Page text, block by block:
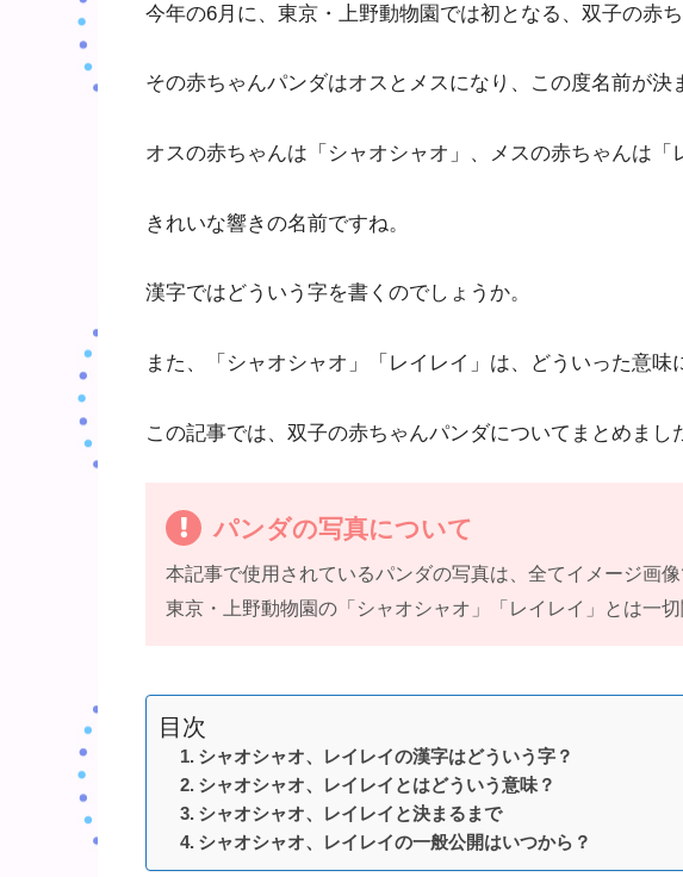
今年の6月に、東京・上野動物園では初となる、双子の赤
その赤ちゃんパンダはオスとメスになり、この度名前が決
オスの赤ちゃんは「シャオシャオ」、メスの赤ちゃんは「
きれいな響きの名前ですね。
漢字ではどういう字を書くのでしょうか。
また、「シャオシャオ」「レイレイ」は、どういった意味
この記事では、双子の赤ちゃんパンダについてまとめまし
パンダの写真について
本記事で使用されているパンダの写真は、全てイメージ画像
東京・上野動物園の「シャオシャオ」「レイレイ」とは一切
目次
シャオシャオ、レイレイの漢字はどういう字？
シャオシャオ、レイレイとはどういう意味？
シャオシャオ、レイレイと決まるまで
シャオシャオ、レイレイの一般公開はいつから？